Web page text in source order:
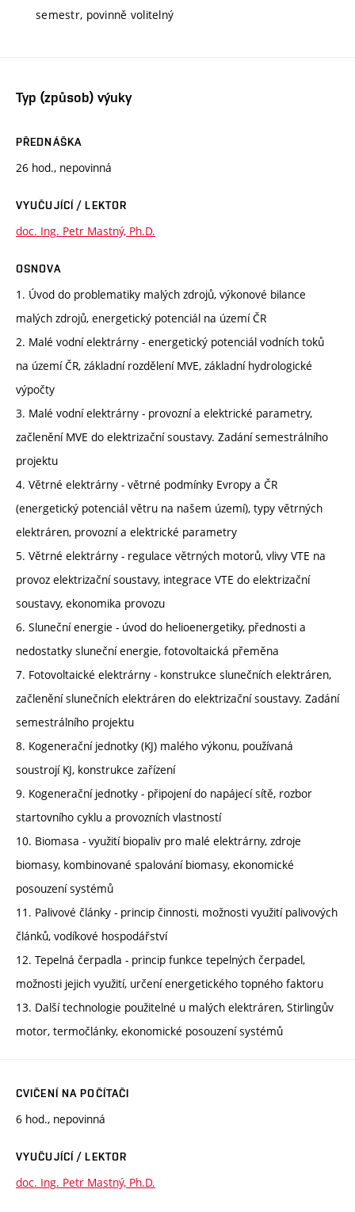
semestr, povinně volitelný
Typ (způsob) výuky
PŘEDNÁŠKA
26 hod., nepovinná
VYUČUJÍCÍ / LEKTOR
doc. Ing. Petr Mastný, Ph.D.
OSNOVA
1. Úvod do problematiky malých zdrojů, výkonové bilance
malých zdrojů, energetický potenciál na území ČR
2. Malé vodní elektrárny - energetický potenciál vodních toků
na území ČR, základní rozdělení MVE, základní hydrologické
výpočty
3. Malé vodní elektrárny - provozní a elektrické parametry,
začlenění MVE do elektrizační soustavy. Zadání semestrálního
projektu
4. Větrné elektrárny - větrné podmínky Evropy a ČR
(energetický potenciál větru na našem území), typy větrných
elektráren, provozní a elektrické parametry
5. Větrné elektrárny - regulace větrných motorů, vlivy VTE na
provoz elektrizační soustavy, integrace VTE do elektrizační
soustavy, ekonomika provozu
6. Sluneční energie - úvod do helioenergetiky, přednosti a
nedostatky sluneční energie, fotovoltaická přeměna
7. Fotovoltaické elektrárny - konstrukce slunečních elektráren,
začlenění slunečních elektráren do elektrizační soustavy. Zadání
semestrálního projektu
8. Kogenerační jednotky (KJ) malého výkonu, používaná
soustrojí KJ, konstrukce zařízení
9. Kogenerační jednotky - připojení do napájecí sítě, rozbor
startovního cyklu a provozních vlastností
10. Biomasa - využití biopaliv pro malé elektrárny, zdroje
biomasy, kombinované spalování biomasy, ekonomické
posouzení systémů
11. Palivové články - princip činnosti, možnosti využití palivových
článků, vodíkové hospodářství
12. Tepelná čerpadla - princip funkce tepelných čerpadel,
možnosti jejich využití, určení energetického topného faktoru
13. Další technologie použitelné u malých elektráren, Stirlingův
motor, termočlánky, ekonomické posouzení systémů
CVIČENÍ NA POČÍTAČI
6 hod., nepovinná
VYUČUJÍCÍ / LEKTOR
doc. Ing. Petr Mastný, Ph.D.